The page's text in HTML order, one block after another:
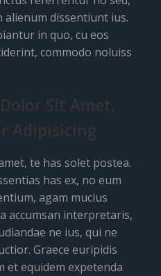
dissentiunt ius.
in quo, cu eos
commodo noluiss
Sit Amet,
Adipisicing
te has solet postea.
has ex, no eum
agam mucius
accumsan interpretaris,
ne ius, qui ne
Graece euripidis
et equidem expetenda